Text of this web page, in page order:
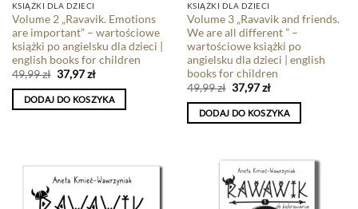
KSIĄŻKI DLA DZIECI
Volume 2 „Ravavik. Emotions
are important” – wartościowe
książki po angielsku dla dzieci |
english books for children
49,99zł 37,97zł
DODAJ DO KOSZYKA
KSIĄŻKI DLA DZIECI
Volume 3 „Ravavik and friends.
We are all different ” –
wartościowe książki po
angielsku dla dzieci | english
books for children
49,99zł 37,97zł
DODAJ DO KOSZYKA